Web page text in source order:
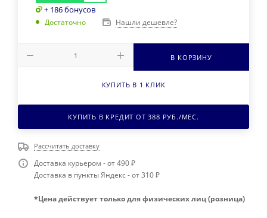
+ 186 бонусов
Достаточно Нашли дешевле?
В КОРЗИНУ
КУПИТЬ В 1 КЛИК
КУПИТЬ В КРЕДИТ ОТ388 РУБ./МЕС.
Рассчитать доставку
Доставка курьером - от 490 ₽
Доставка в пункты Яндекс - от 310 ₽
*Цена действует только для физических лиц (розница)